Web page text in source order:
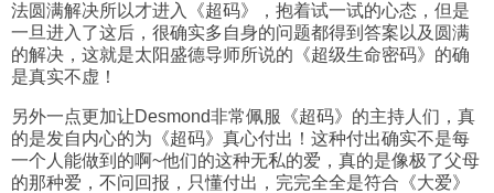
法圆满解决所以才进入《超码》，抱着试一试的心态，但是
一旦进入了这后，很确实多自身的问题都得到答案以及圆满
的解决，这就是太阳盛德导师所说的《超级生命密码》的确
是真实不虚！
另外一点更加让Desmond非常佩服《超码》的主持人们，真
的是发自内心的为《超码》真心付出！这种付出确实不是每
一个人能做到的啊~他们的这种无私的爱，真的是像极了父母
的那种爱，不问回报，只懂付出，完完全全是符合《大爱》